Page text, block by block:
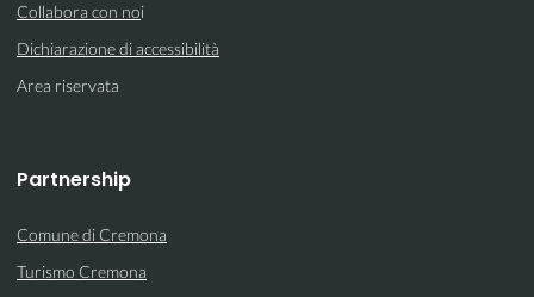
Collabora con noi
Dichiarazione di accessibilità
Area riservata
Partnership
Comune di Cremona
Turismo Cremona